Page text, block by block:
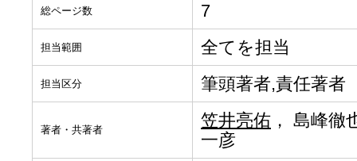
総ページ数 7
担当範囲 全てを担当
担当区分 筆頭著者,責任著者
著者・共著者 笠井亮佑 ， 島峰
一彦